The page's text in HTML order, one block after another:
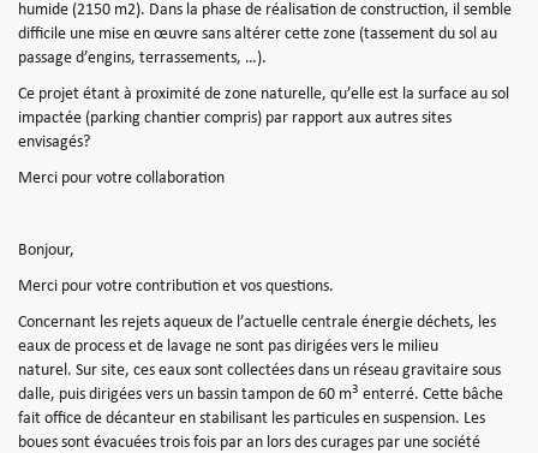
humide (2150 m2). Dans la phase de réalisation de construction, il semble
difficile une mise en œuvre sans altérer cette zone (tassement du sol au
passage d’engins, terrassements, …).
Ce projet étant à proximité de zone naturelle, qu’elle est la surface au sol
impactée (parking chantier compris) par rapport aux autres sites
envisagés?
Merci pour votre collaboration
Bonjour,
Merci pour votre contribution et vos questions.
Concernant les rejets aqueux de l’actuelle centrale énergie déchets, les
eaux de process et de lavage ne sont pas dirigées vers le milieu
naturel. Sur site, ces eaux sont collectées dans un réseau gravitaire sous
dalle, puis dirigées vers un bassin tampon de 60 m3 enterré. Cette bâche
fait office de décanteur en stabilisant les particules en suspension. Les
boues sont évacuées trois fois par an lors des curages par une société